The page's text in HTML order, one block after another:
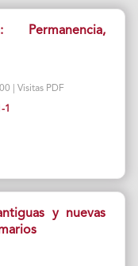
| Visitas PDF
1
y nuevas